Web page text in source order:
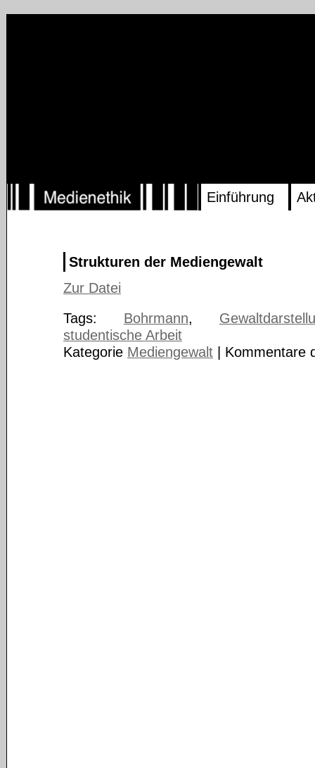
Einführung
Strukturen der Mediengewalt
Zur Datei
Tags: Bohrmann,
studentische Arbeit
Kategorie Mediengewalt Kommentare